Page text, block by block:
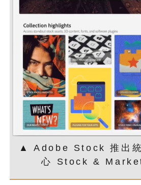
▲ Adobe Stock 推出統
心 Stock &